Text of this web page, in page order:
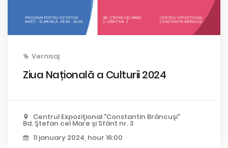
Vernisaj
Ziua Națională a Culturii 2024
Centrul Expoziţional "Constantin Brâncuşi"
Bd. Ştefan cel Mare şi Sfânt nr. 3
11 january 2024, hour 16:00